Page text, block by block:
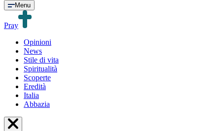
Menu
Pray
Opinioni
News
Stile di vita
Spiritualità
Scoperte
Eredità
Italia
Abbazia